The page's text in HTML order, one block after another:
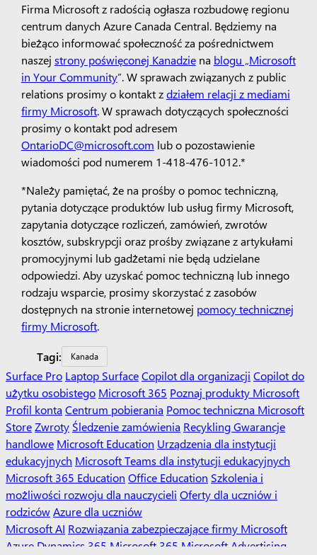
Firma Microsoft z radością ogłasza rozbudowę regionu
centrum danych Azure Canada Central. Będziemy na
bieżąco informować społeczność za pośrednictwem
naszej strony poświęconej Kanadziena blogu „Microsoft
in Your Community”. W sprawach związanych z public
relations prosimy o kontakt zdziałem relacji z mediami
firmy Microsoft. W sprawach dotyczących społeczności
prosimy o kontakt pod adresem
OntarioDC@microsoft.com lub o pozostawienie
wiadomości pod numerem 1-418-476-1012.*
*Należy pamiętać, że na prośby o pomoc techniczną,
pytania dotyczące produktów lub usług firmy Microsoft,
zapytania dotyczące rozliczeń, zamówień, zwrotów
kosztów, subskrypcji oraz prośby związane z artykułami
promocyjnymi lub gadżetami nie będą udzielane
odpowiedzi. Aby uzyskać pomoc techniczną lub innego
rodzaju wsparcie, prosimy skorzystać z zasobów
dostępnych na stronie internetowej pomocy technicznej
firmy Microsoft.
Tagi:
Kanada
Surface Pro Laptop SurfaceCopilot dla organizacji Copilot do
użytku osobistego Microsoft 365 Poznaj produkty Microsoft
Profil konta Centrum pobierania Pomoc techniczna Microsoft
StoreZwroty Śledzenie zamówienia RecyklingGwarancje
handlowe Microsoft Education Urządzenia dla instytucji
edukacyjnych Microsoft Teams dla instytucji edukacyjnych
Microsoft 365 Education Office Education Szkolenia i
możliwości rozwoju dla nauczycieli Oferty dla uczniów i
rodzicówAzure dla uczniów
Microsoft AI Rozwiązania zabezpieczające firmy Microsoft
Azure Dynamics 365 Microsoft 365 Microsoft Advertising